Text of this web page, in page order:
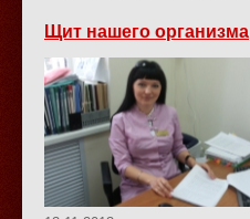
Щит нашего организма